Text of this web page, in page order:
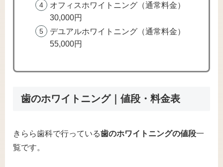
オフィスホワイトニング（通常料金）
30,000円
デユアルホワイトニング（通常料金）
55,000円
歯のホワイトニング｜値段・料金表
きらら歯科で行っている歯のホワイトニングの値段一
覧です。